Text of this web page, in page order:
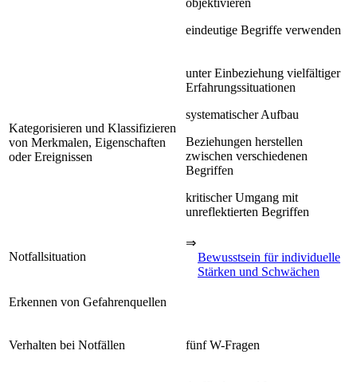
eindeutige Begriffe verwenden
Kategorisieren und Klassifizieren
von Merkmalen, Eigenschaften
oder Ereignissen
unter Einbeziehung vielfältiger
Erfahrungssituationen
systematischer Aufbau
Beziehungen herstellen
zwischen verschiedenen
Begriffen
kritischer Umgang mit
unreflektierten Begriffen
Notfallsituation
⇒
Bewusstsein für individuelle
Stärken und Schwächen
Erkennen von Gefahrenquellen
Verhalten bei Notfällen fünf W-Fragen